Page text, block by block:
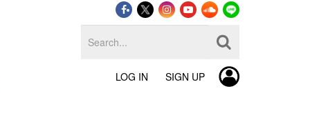
LOG IN SIGN UP